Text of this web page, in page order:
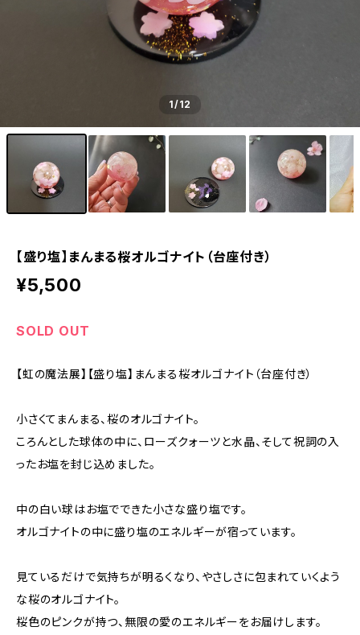
1/12
【盛り塩】まんまる桜オルゴナイト（台座付き）
¥5,500
SOLD OUT
【虹の魔法展】【盛り塩】まんまる桜オルゴナイト（台座付き）
小さくてまんまる、桜のオルゴナイト。
ころんとした球体の中に、ローズクォーツと水晶、そして祝詞の入
ったお塩を封じ込めました。
中の白い球はお塩でできた小さな盛り塩です。
オルゴナイトの中に盛り塩のエネルギーが宿っています。
見ているだけで気持ちが明るくなり、やさしさに包まれていくよう
な桜のオルゴナイト。
桜色のピンクが持つ、無限の愛のエネルギーをお届けします。